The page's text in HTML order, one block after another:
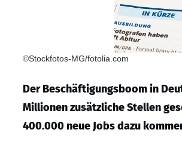
©Stockfotos-MG/fotolia.com
Der Beschäftigungsboom in
Millionen zusätzliche Stellen
400.000 neue Jobs dazu